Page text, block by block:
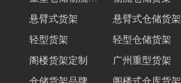
悬臂式货架
悬臂式仓储货架
轻型货架
轻型仓储货架
阁楼货架定制
广州重型货架
仓储货架品牌
阁楼式仓库货架